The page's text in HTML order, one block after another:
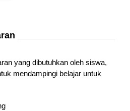
yang dibutuhkan oleh siswa,
mendampingi belajar untuk